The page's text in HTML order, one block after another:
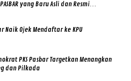
yang Baru Asli dan Resmi
Naik Ojek Mendaftar ke KPU
PKS Pasbar Targetkan Menangkan
dan Pilkada